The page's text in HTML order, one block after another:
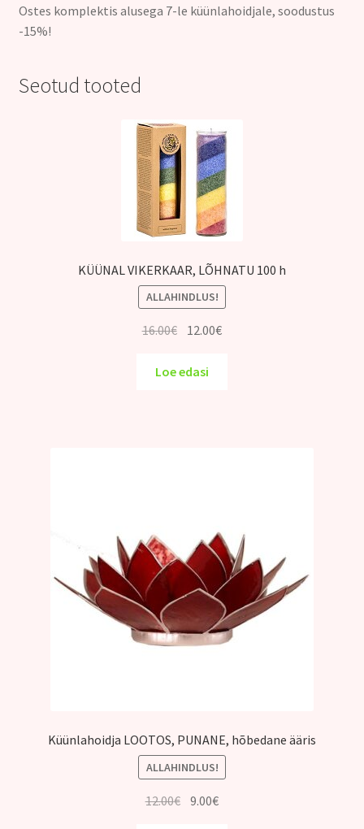
Ostes komplektis alusega 7-le küünlahoidjale, soodustus
-15%!
Seotud tooted
KÜÜNAL VIKERKAAR, LÕHNATU 100 h
ALLAHINDLUS!
16.00€ Algne
oli:
12.00€Praegune
Loe edasi
Küünlahoidja LOOTOS, PUNANE, hõbedane ääris
ALLAHINDLUS!
12.00€ Algne
9.00€Praegune